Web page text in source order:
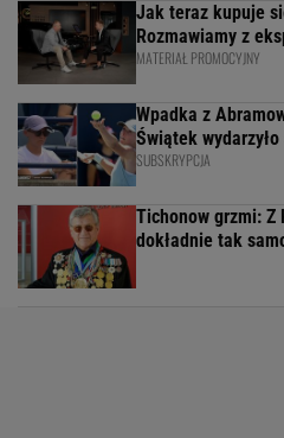
Jak teraz kupuje
Rozmawiamy z
MATERIAŁ PROMOCYJNY
Wpadka z
Świątek
SUBSKRYPCJA
Tichonow grzmi:
dokładnie tak